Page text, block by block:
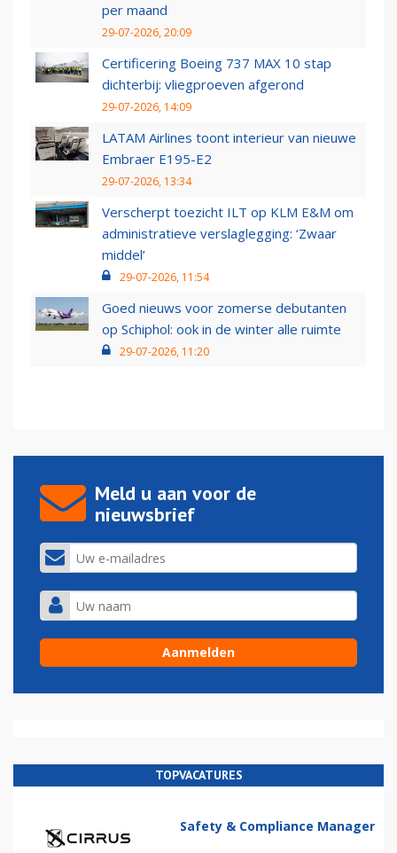
per maand
29-07-2026, 20:09
Certificering Boeing 737 MAX 10 stap
dichterbij: vliegproeven afgerond
29-07-2026, 14:09
LATAM Airlines toont interieur van nieuwe
Embraer E195-E2
29-07-2026, 13:34
Verscherpt toezicht ILT op KLM E&M om
administratieve verslaglegging: ‘Zwaar
middel’
29-07-2026, 11:54
Goed nieuws voor zomerse debutanten
op Schiphol: ook in de winter alle ruimte
29-07-2026, 11:20
Meld u aan voor de
nieuwsbrief
TOPVACATURES
Safety & Compliance Manager